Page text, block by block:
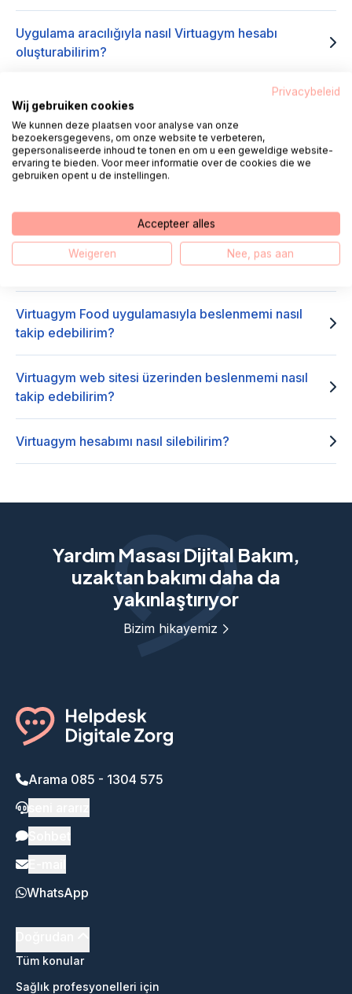
Uygulama aracılığıyla nasıl Virtuagym hesabı
oluşturabilirim?
Uygulamalardan biri aracılığıyla Virtuagym'e nasıl
giriş yapabilirim?
Mücadeleleri nasıl kullanırım?
Virtuagym web sitesi aracılığıyla nasıl aktivite
planlayabilirim?
Virtuagym Food uygulamasıyla beslenmemi nasıl
takip edebilirim?
Virtuagym web sitesi üzerinden beslenmemi nasıl
takip edebilirim?
Virtuagym hesabımı nasıl silebilirim?
Yardım Masası Dijital Bakım,
uzaktan bakımı daha da
yakınlaştırıyor
Bizim hikayemiz
Arama 085 - 1304 575
WhatsApp
Tüm konular
Sağlık profesyonelleri için
Privacybeleid
Wij gebruiken cookies
We kunnen deze plaatsen voor analyse van onze
bezoekersgegevens, om onze website te verbeteren,
gepersonaliseerde inhoud te tonen en om u een geweldige website-
ervaring te bieden. Voor meer informatie over de cookies die we
gebruiken opent u de instellingen.
Accepteer alles
Weigeren Nee, pas aan